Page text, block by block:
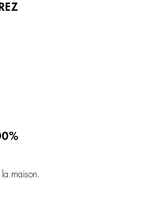
maison.